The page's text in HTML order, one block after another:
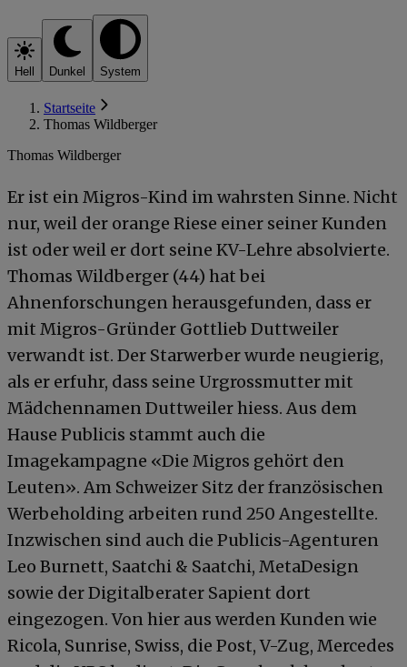
Hell Dunkel System
Startseite
Thomas Wildberger
Thomas Wildberger
Er ist ein Migros-Kind im wahrsten Sinne. Nicht
nur, weil der orange Riese einer seiner Kunden
ist oder weil er dort seine KV-Lehre absolvierte.
Thomas Wildberger (44) hat bei
Ahnenforschungen herausgefunden, dass er
mit Migros-Gründer Gottlieb Duttweiler
verwandt ist. Der Starwerber wurde neugierig,
als er erfuhr, dass seine Urgrossmutter mit
Mädchennamen Duttweiler hiess. Aus dem
Hause Publicis stammt auch die
Imagekampagne «Die Migros gehört den
Leuten». Am Schweizer Sitz der französischen
Werbeholding arbeiten rund 250 Angestellte.
Inzwischen sind auch die Publicis-Agenturen
Leo Burnett, Saatchi & Saatchi, MetaDesign
sowie der Digitalberater Sapient dort
eingezogen. Von hier aus werden Kunden wie
Ricola, Sunrise, Swiss, die Post, V-Zug, Mercedes